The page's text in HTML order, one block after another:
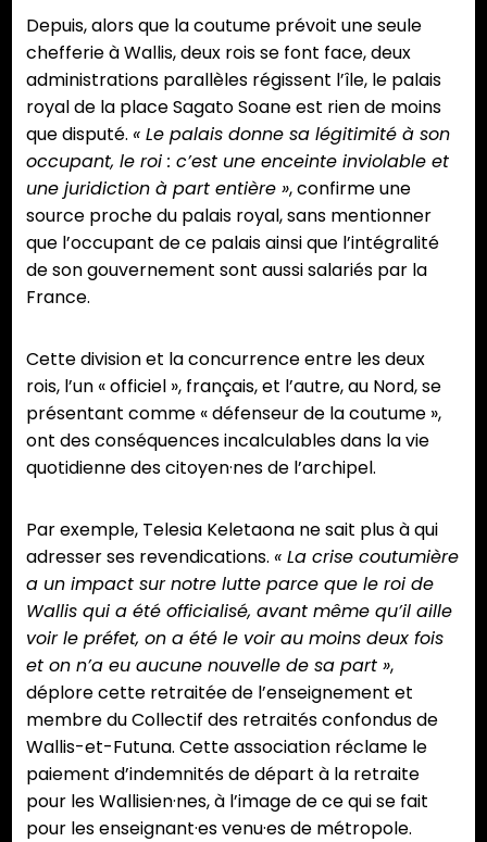
Depuis, alors que la coutume prévoit une seule
chefferie à Wallis, deux rois se font face, deux
administrations parallèles régissent l’île, le palais
royal de la place Sagato Soane est rien de moins
que disputé. « Le palais donne sa légitimité à son
occupant, le roi : c’est une enceinte inviolable et
une juridiction à part entière », confirme une
source proche du palais royal, sans mentionner
que l’occupant de ce palais ainsi que l’intégralité
de son gouvernement sont aussi salariés par la
France.
Cette division et la concurrence entre les deux
rois, l’un « officiel », français, et l’autre, au Nord, se
présentant comme « défenseur de la coutume »,
ont des conséquences incalculables dans la vie
quotidienne des citoyen·nes de l’archipel.
Par exemple, Telesia Keletaona ne sait plus à qui
adresser ses revendications. « La crise coutumière
a un impact sur notre lutte parce que le roi de
Wallis qui a été officialisé, avant même qu’il aille
voir le préfet, on a été le voir au moins deux fois
et on n’a eu aucune nouvelle de sa part »,
déplore cette retraitée de l’enseignement et
membre du Collectif des retraités confondus de
Wallis-et-Futuna. Cette association réclame le
paiement d’indemnités de départ à la retraite
pour les Wallisien·nes, à l’image de ce qui se fait
pour les enseignant·es venu·es de métropole.